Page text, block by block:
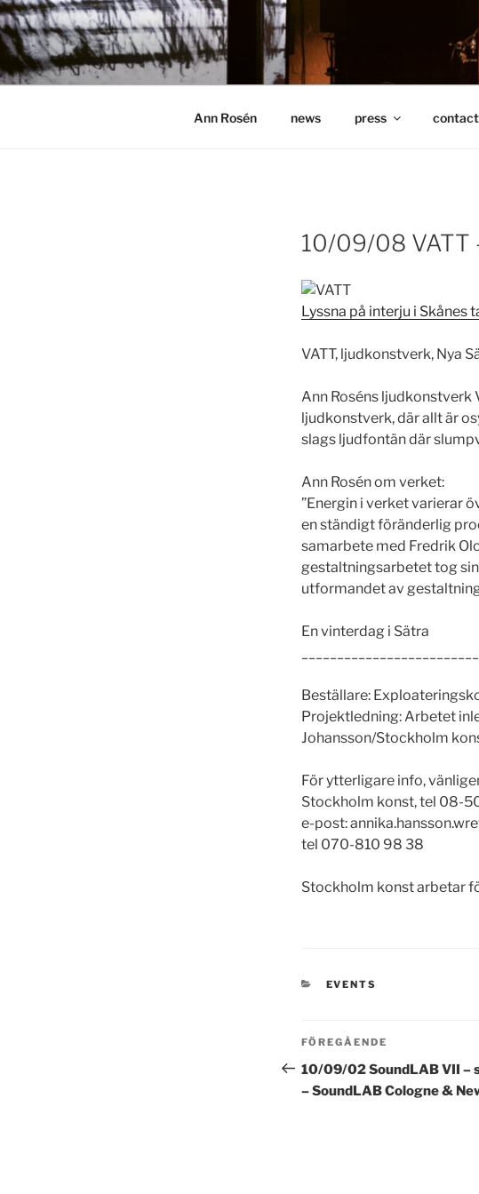
Hoppa
till
innehåll
ANN ROSÉN
Ann Rosén news press contact
10/09/08 VATT
Lyssna på interju i Skånes
VATT, ljudkonstverk, Nya
Ann Roséns
ljudkonstverk, där allt är
slags ljudfontän där
Ann Rosén om verket:
”Energin i verket varierar
en ständigt föränderlig
samarbete med Fredrik
gestaltningsarbetet tog
utformandet av
En vinterdag i Sätra
Beställare:
Projektledning: Arbetet
Johansson/Stockholm
För ytterligare info,
Stockholm konst, tel 08-
e-post:
tel 070-810 98 38
Stockholm konst arbetar
KATEGORIER
EVENTS
Inläggsnavigering
Föregående
inlägg
FÖREGÅENDE
10/09/02 SoundLAB VII –
– SoundLAB Cologne &